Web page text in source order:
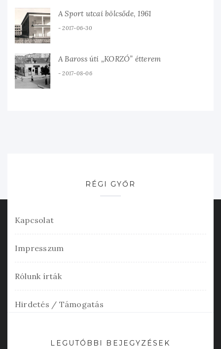
A Sport utcai bölcsőde, 1961
2017-06-30
A Baross úti „KORZÓ” étterem
2017-08-06
RÉGI GYŐR
Kapcsolat
Impresszum
Rólunk írták
Hirdetés / Támogatás
LEGUTÓBBI BEJEGYZÉSEK